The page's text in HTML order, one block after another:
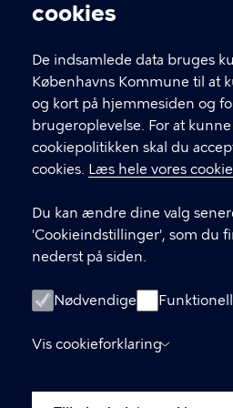
cookies
De indsamlede data bruges
Københavns Kommune til at
og kort på hjemmesiden og
brugeroplevelse. For at
cookiepolitikken skal du
cookies. Læs hele vores
Du kan ændre dine valg
'Cookieindstillinger', som du
nederst på siden.
Nødvendige
Vis cookieforklaring
KONTAKT
Kontakt Beskæftigelses-,
Erhvervsforvaltningen